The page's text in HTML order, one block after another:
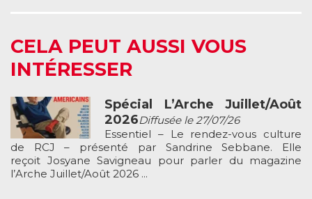
CELA PEUT AUSSI VOUS
INTÉRESSER
Spécial L’Arche Juillet/Août
2026Diffusée le 27/07/26
Essentiel – Le rendez-vous culture
de RCJ – présenté par Sandrine Sebbane. Elle
reçoit Josyane Savigneau pour parler du magazine
l’Arche Juillet/Août 2026 ...